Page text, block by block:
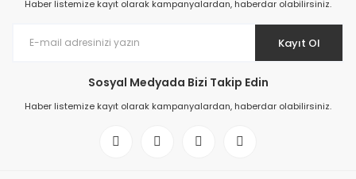
Haber listemize kayıt olarak kampanyalardan, haberdar olabilirsiniz.
Kayıt Ol
Sosyal Medyada Bizi Takip Edin
Haber listemize kayıt olarak kampanyalardan, haberdar olabilirsiniz.